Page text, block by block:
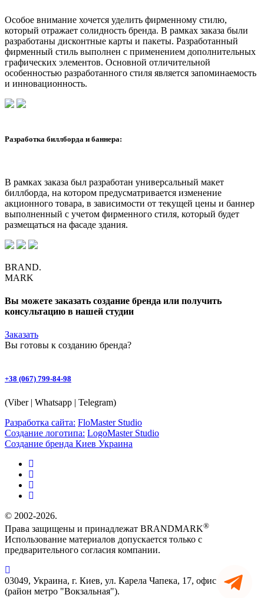
Особое внимание хочется уделить фирменному стилю,
который отражает солидность бренда. В рамках заказа были
разработаны дисконтные карты и пакеты. Разработанный
фирменный стиль выполнен с применением дополнительных
графических элементов. Основной отличительной
особенностью разработанного стиля является запоминаемость
и инновационность.
Разработка биллборда и баннера:
В рамках заказа был разработан универсальный макет
биллборда, на котором предусматривается изменение
акционного товара, в зависимости от текущей цены и баннер
выполненный с учетом фирменного стиля, который будет
размещаться на фасаде здания.
BRAND.
MARK
Вы можете заказать создание бренда или получить
консультацию в нашей студии
Заказать
Вы готовы к созданию бренда?
+38 (067) 799-84-98
(Viber | Whatsapp | Telegram)
Разработка сайта: FloMaster Studio
Создание логотипа: LogoMaster Studio
Создание бренда Киев Украина
© 2002-2026.
Права защищены и принадлежат BRANDMARK®
Использование материалов допускается только с
предварительного согласия компании.
03049, Украина, г. Киев, ул. Карела Чапека, 17, офис 90
(район метро "Вокзальная").